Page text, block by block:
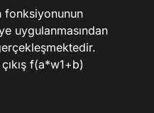
fonksiyonunun
uygulanmasından
f(a*w1+b)